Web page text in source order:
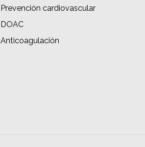
Prevención cardiovascular
DOAC
Anticoagulación